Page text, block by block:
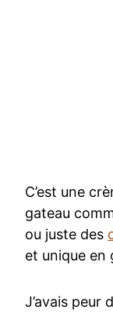
C’est une
gateau
ou juste des
et unique en
J’avais peur